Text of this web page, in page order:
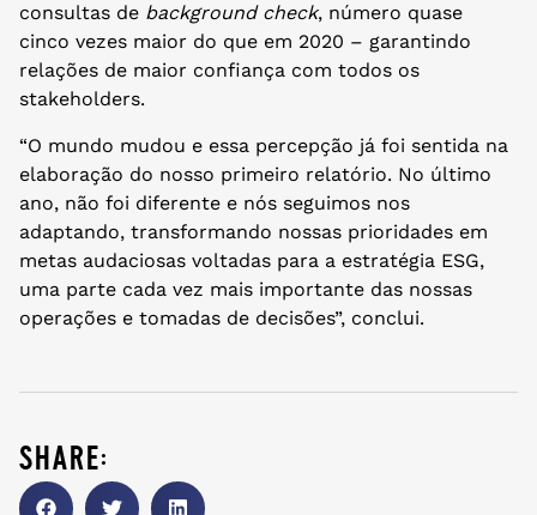
consultas de background check, número quase
cinco vezes maior do que em 2020 – garantindo
relações de maior confiança com todos os
stakeholders.
“O mundo mudou e essa percepção já foi sentida na
elaboração do nosso primeiro relatório. No último
ano, não foi diferente e nós seguimos nos
adaptando, transformando nossas prioridades em
metas audaciosas voltadas para a estratégia ESG,
uma parte cada vez mais importante das nossas
operações e tomadas de decisões”, conclui.
share: